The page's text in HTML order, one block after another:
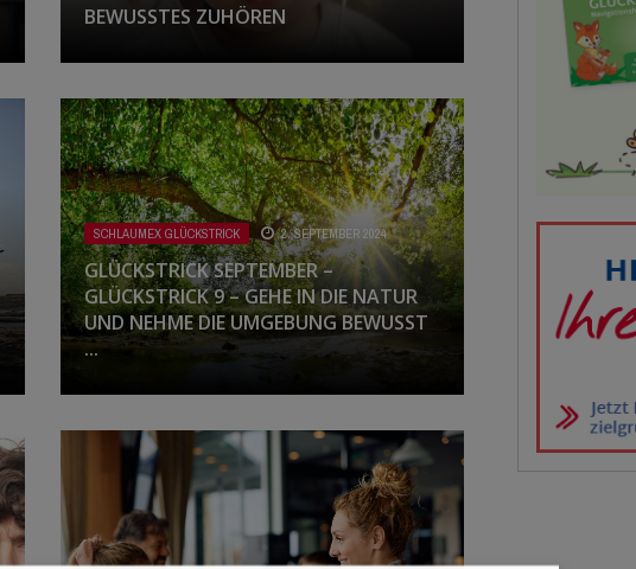
SCHLAUMEX KINDERTALK
SCHLAUMEX LIEST BESTSELLER
SCHLAUMEX MOTIVATION
SCHLAUMEX GLÜCKSTRICK
BEWUSSTES ZUHÖREN
SCHLAUMEX GLÜCKSTRICK 2. SEPTEMBER 2024
GLÜCKSTRICK SEPTEMBER –
GLÜCKSTRICK 9 – GEHE IN DIE NATUR
UND NEHME DIE UMGEBUNG BEWUSST
...